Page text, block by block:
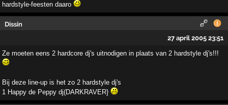
hardstyle-feesten daaro
Dissin
27 april 2005 23:51
Ze moeten eens 2 hardcore dj's uitnodigen in plaats van 2 hardstyle dj's!!!
Bij deze line-up is het zo 2 hardstyle dj's
1 Happy de Peppy dj(DARKRAVER}